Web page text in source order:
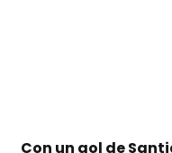
Con un gol de